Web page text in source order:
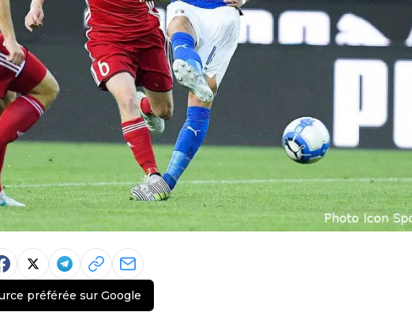
préférée sur Google